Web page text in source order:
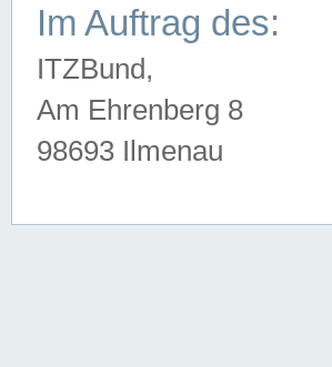
Im Auftrag des:
ITZBund,
Am Ehrenberg 8
98693 Ilmenau